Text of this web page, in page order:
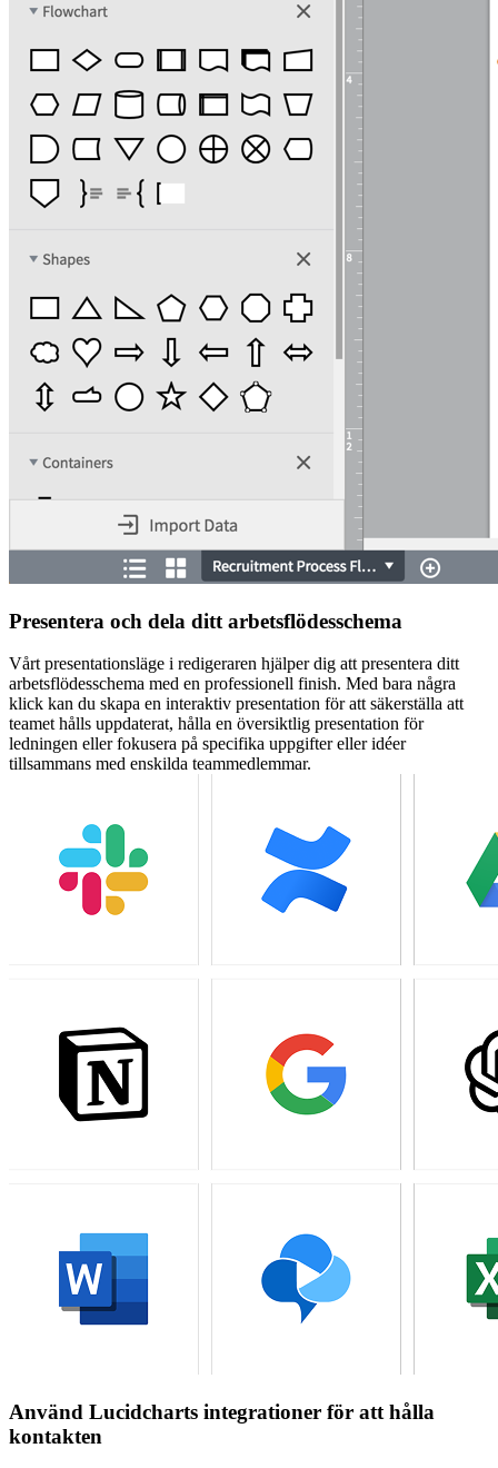
Presentera och dela ditt arbetsflödesschema
Vårt presentationsläge i redigeraren hjälper dig att presentera ditt
arbetsflödesschema med en professionell finish. Med bara några
klick kan du skapa en interaktiv presentation för att säkerställa att
teamet hålls uppdaterat, hålla en översiktlig presentation för
ledningen eller fokusera på specifika uppgifter eller idéer
tillsammans med enskilda teammedlemmar.
Använd Lucidcharts integrationer för att hålla
kontakten